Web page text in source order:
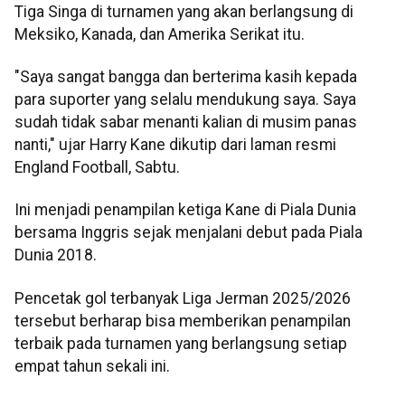
Tiga Singa di turnamen yang akan berlangsung di
Meksiko, Kanada, dan Amerika Serikat itu.
"Saya sangat bangga dan berterima kasih kepada
para suporter yang selalu mendukung saya. Saya
sudah tidak sabar menanti kalian di musim panas
nanti," ujar Harry Kane dikutip dari laman resmi
England Football, Sabtu.
Ini menjadi penampilan ketiga Kane di Piala Dunia
bersama Inggris sejak menjalani debut pada Piala
Dunia 2018.
Pencetak gol terbanyak Liga Jerman 2025/2026
tersebut berharap bisa memberikan penampilan
terbaik pada turnamen yang berlangsung setiap
empat tahun sekali ini.